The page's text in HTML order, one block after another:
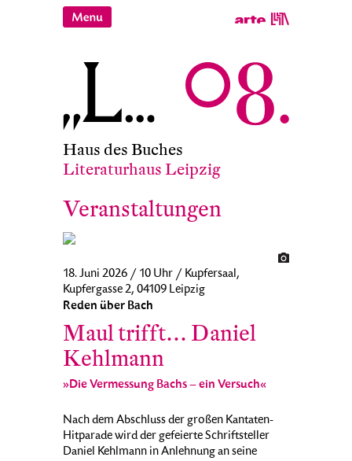
Haus des Buches
Literaturhaus Leipzig
Veranstaltungen
18. Juni 2026 / 10 Uhr / Kupfersaal,
Kupfergasse 2, 04109 Leipzig
Reden über Bach
Maul trifft… Daniel
Kehlmann
»Die Vermessung Bachs – ein Versuch«
Nach dem Abschluss der großen Kantaten-
Hitparade wird der gefeierte Schriftsteller
Daniel Kehlmann in Anlehnung an seine